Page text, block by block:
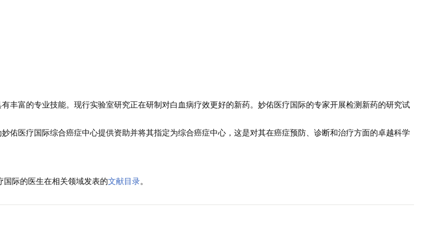
丰富的专业技能。现行实验室研究正在研制对白血病疗效更好的新药。妙佑医疗国际的专家开展检测新药的研究试
佑医疗国际综合癌症中心提供资助并将其指定为综合癌症中心，这是对其在癌症预防、诊断和治疗方面的卓越科学
际的医生在相关领域发表的文献目录。